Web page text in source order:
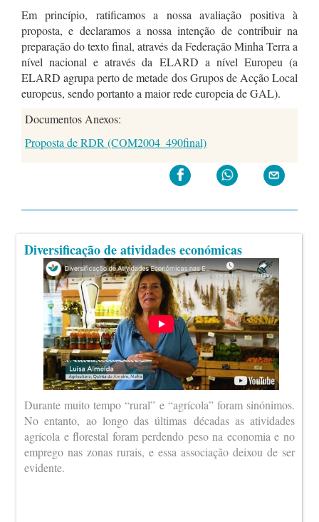
Em princípio, ratificamos a nossa avaliação positiva à
proposta, e declaramos a nossa intenção de contribuir na
preparação do texto final, através da Federação Minha Terra a
nível nacional e através da ELARD a nível Europeu (a
ELARD agrupa perto de metade dos Grupos de Acção Local
europeus, sendo portanto a maior rede europeia de GAL).
Documentos Anexos:
Proposta de RDR (COM2004_490final)
Diversificação de atividades económicas
Durante muito tempo “rural” e “agrícola” foram sinónimos.
No entanto, ao longo das últimas décadas as atividades
agrícola e florestal foram perdendo peso na economia e no
emprego nas zonas rurais, e essa associação deixou de ser
evidente.